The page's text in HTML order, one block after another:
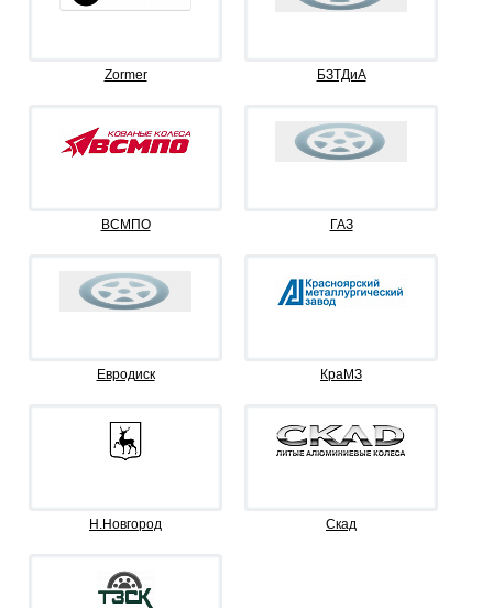
Zormer БЗТДиА
ВСМПО ГАЗ
Евродиск КраМЗ
Н.Новгород Скад